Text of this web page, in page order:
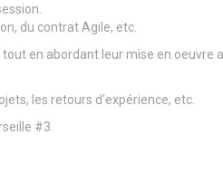
du contrat Agile, etc.
en abordant leur mise en oeuvre
les retours d'expérience, etc.
#3.